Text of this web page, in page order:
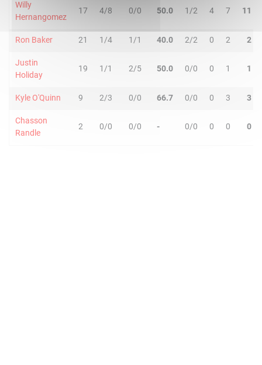
Willy
Hernangomez
17 4/8 0/0 50.0 1/2 4 7 11
Ron Baker 21 1/4 1/1 40.0 2/2 0 2 2
Justin
Holiday
19 1/1 2/5 50.0 0/0 0 1 1
Kyle O'Quinn 9 2/3 0/0 66.7 0/0 0 3 3
Chasson
Randle
2 0/0 0/0 - 0/0 0 0 0